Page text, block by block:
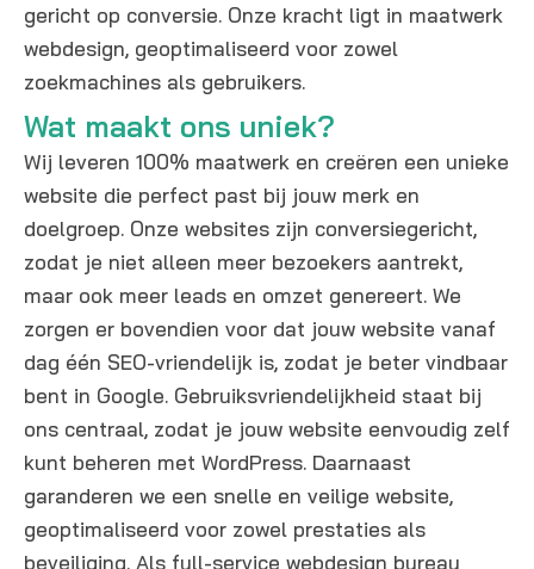
gericht op conversie. Onze kracht ligt in maatwerk
webdesign, geoptimaliseerd voor zowel
zoekmachines als gebruikers.
Wat maakt ons uniek?
Wij leveren 100% maatwerk en creëren een unieke
website die perfect past bij jouw merk en
doelgroep. Onze websites zijn conversiegericht,
zodat je niet alleen meer bezoekers aantrekt,
maar ook meer leads en omzet genereert. We
zorgen er bovendien voor dat jouw website vanaf
dag één SEO-vriendelijk is, zodat je beter vindbaar
bent in Google. Gebruiksvriendelijkheid staat bij
ons centraal, zodat je jouw website eenvoudig zelf
kunt beheren met WordPress. Daarnaast
garanderen we een snelle en veilige website,
geoptimaliseerd voor zowel prestaties als
beveiliging. Als full-service webdesign bureau